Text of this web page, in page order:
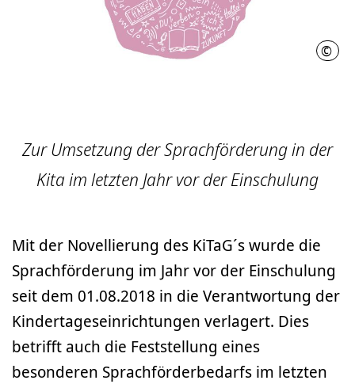
© RH
Zur Umsetzung der Sprachförderung in der
Kita im letzten Jahr vor der Einschulung
Mit der Novellierung des KiTaG´s wurde die
Sprachförderung im Jahr vor der Einschulung
seit dem 01.08.2018 in die Verantwortung der
Kindertageseinrichtungen verlagert. Dies
betrifft auch die Feststellung eines
besonderen Sprachförderbedarfs im letzten